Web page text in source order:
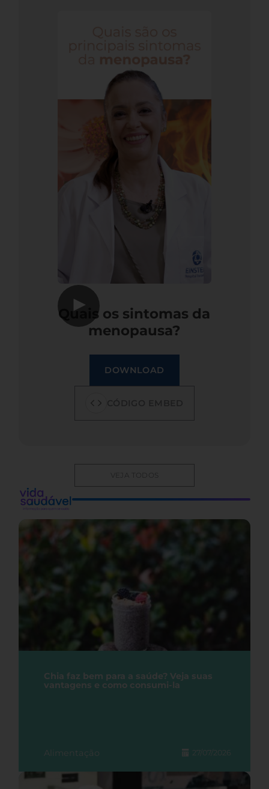
▶
Quais os sintomas da
menopausa?
DOWNLOAD
VEJA TODOS
Chia faz bem para a saúde? Veja suas
vantagens e como consumi-la
Alimentação 27/07/2026